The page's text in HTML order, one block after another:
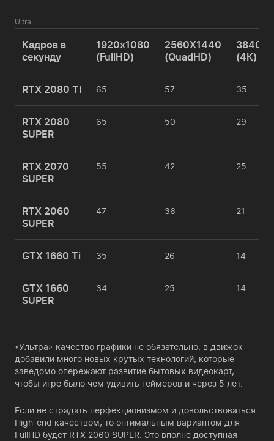
Ultra
Кадров в
секунду
1920x1080
(FullHD)
2560X1440
(QuadHD)
(4К)
RTX 2080 Ti 65 57 35
RTX 2080
SUPER
65 50 29
RTX 2070
SUPER
55 42 25
RTX 2060
SUPER
47 36 21
GTX 1660 Ti 35 26 14
GTX 1660
SUPER
34 25 14
«Ультра» качество графики не обязательно, в движок
добавили много новых крутых технологий, которые
заведомо опережают развитие бытовых видеокарт,
чтобы игре было чем удивить геймеров и через 5 лет.
Если не страдать перфекционизмом и довольствоваться
High-end качеством, то оптимальным вариантом для
FullHD будет RTX 2060 SUPER. Это вполне доступная